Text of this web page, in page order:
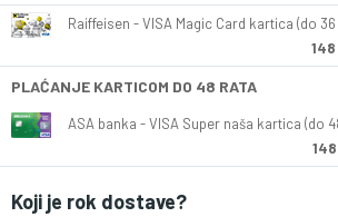
Raiffeisen - VISA Magic Card kartica (do
148
PLAĆANJE KARTICOM DO 48 RATA
ASA banka - VISA Super naša kartica (do
148
Koji je rok dostave?